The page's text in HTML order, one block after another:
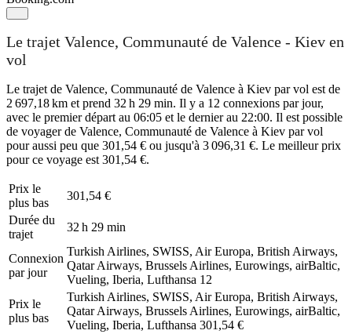
Le trajet Valence, Communauté de Valence - Kiev en
vol
Le trajet de Valence, Communauté de Valence à Kiev par vol est de
2 697,18 km et prend 32 h 29 min. Il y a 12 connexions par jour,
avec le premier départ au 06:05 et le dernier au 22:00. Il est possible
de voyager de Valence, Communauté de Valence à Kiev par vol
pour aussi peu que 301,54 € ou jusqu'à 3 096,31 €. Le meilleur prix
pour ce voyage est 301,54 €.
Prix ​​le
plus bas
301,54 €
Durée du
trajet
32 h 29 min
Connexion
par jour
Turkish Airlines, SWISS, Air Europa, British Airways,
Qatar Airways, Brussels Airlines, Eurowings, airBaltic,
Vueling, Iberia, Lufthansa 12
Prix ​​le
plus bas
Turkish Airlines, SWISS, Air Europa, British Airways,
Qatar Airways, Brussels Airlines, Eurowings, airBaltic,
Vueling, Iberia, Lufthansa 301,54 €